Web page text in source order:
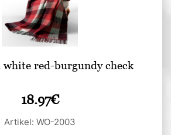
red-burgundy check
18.97€
Artikel: WO-2003